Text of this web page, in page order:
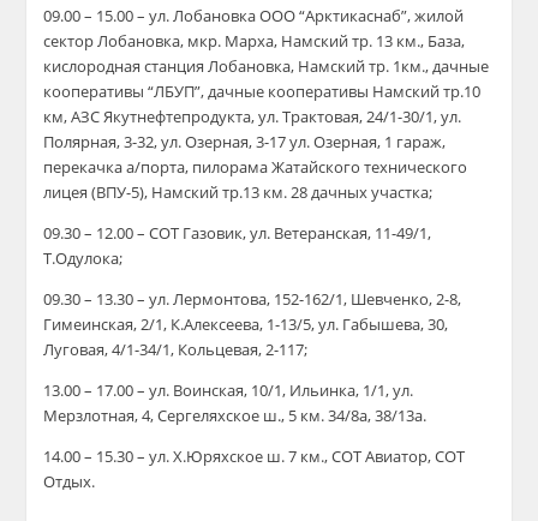
09.00 – 15.00 – ул. Лобановка ООО “Арктикаснаб”, жилой
сектор Лобановка, мкр. Марха, Намский тр. 13 км., База,
кислородная станция Лобановка, Намский тр. 1км., дачные
кооперативы “ЛБУП”, дачные кооперативы Намский тр.10
км, АЗС Якутнефтепродукта, ул. Трактовая, 24/1-30/1, ул.
Полярная, 3-32, ул. Озерная, 3-17 ул. Озерная, 1 гараж,
перекачка а/порта, пилорама Жатайского технического
лицея (ВПУ-5), Намский тр.13 км. 28 дачных участка;
09.30 – 12.00 – СОТ Газовик, ул. Ветеранская, 11-49/1,
Т.Одулока;
09.30 – 13.30 – ул. Лермонтова, 152-162/1, Шевченко, 2-8,
Гимеинская, 2/1, К.Алексеева, 1-13/5, ул. Габышева, 30,
Луговая, 4/1-34/1, Кольцевая, 2-117;
13.00 – 17.00 – ул. Воинская, 10/1, Ильинка, 1/1, ул.
Мерзлотная, 4, Сергеляхское ш., 5 км. 34/8а, 38/13а.
14.00 – 15.30 – ул. Х.Юряхское ш. 7 км., СОТ Авиатор, СОТ
Отдых.